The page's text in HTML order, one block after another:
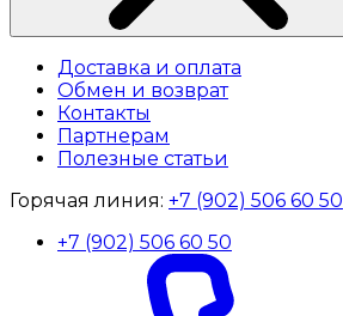
Доставка и оплата
Обмен и возврат
Контакты
Партнерам
Полезные статьи
Горячая линия: +7 (902) 506 60 50
+7 (902) 506 60 50